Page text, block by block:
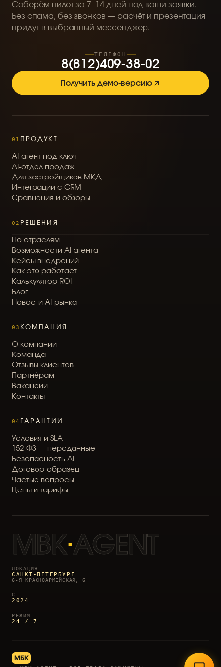
Соберём пилот за 7–14 дней под ваши заявки.
Без спама, без звонков — расчёт и презентация
придут в выбранный мессенджер.
ТЕЛЕФОН
8(81 2)409-38-02
Получить демо-версию
01 ПРОДУКТ
A -агент под ключ
A -отдел продаж
Для застройщ иков М КД
И нтеграции с CRM
Сравнения и обзоры
02 РЕШЕНИЯ
По отраслям
Возможности A -агента
Кейсы внедрений
Как это работает
Калькулятор RO
Блог
Новости A -рынка
03 КОМПАНИЯ
О компании
Команда
Отзывы клиентов
Партнёрам
Вакансии
Контакты
04 ГАРАНТИИ
Условия и S A
1 52-ФЗ — персданные
Безопасность A
Договор-образец
Частые вопросы
ены и тарифы
MBK·AGENT
ЛОКАЦИЯ
САНКТ-ПЕТЕРБУРГ
6-Я КРАСНОАРМЕЙСКАЯ, 6
С
2024
РЕЖИМ
24 / 7
МБК